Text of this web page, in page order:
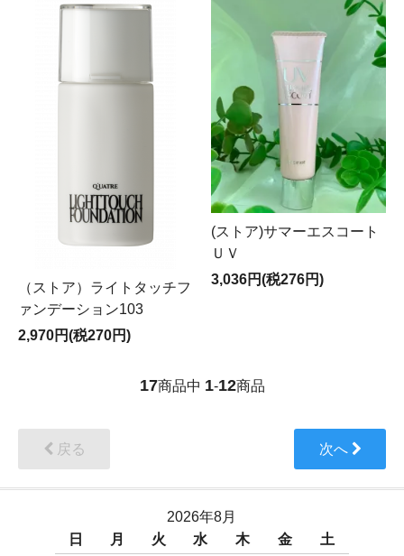
（ストア）ライトタッチフ
ァンデーション103
2,970円(税270円)
(ストア)サマーエスコート
ＵＶ
3,036円(税276円)
17商品中 1-12商品
戻る 次へ
2026年8月
日
月 火 水 木 金
土